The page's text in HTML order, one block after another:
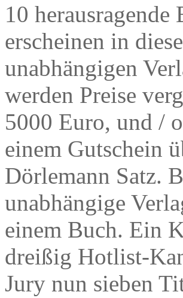
10 herausragende
erscheinen in
unabhängigen
werden Preise
5000 Euro, und /
einem Gutschein
Dörlemann Satz.
unabhängige
einem Buch. Ein
dreißig Hotlist-
Jury nun sieben